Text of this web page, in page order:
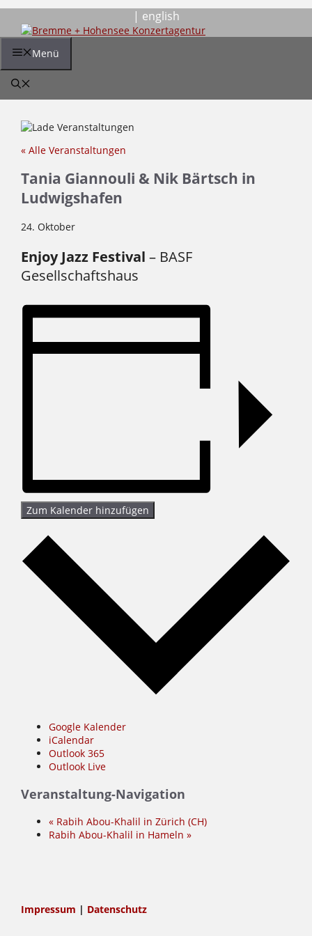
Inhalt
springen
| english
Menü
« Alle Veranstaltungen
Tania Giannouli & Nik Bärtsch in
Ludwigshafen
24. Oktober
Enjoy Jazz Festival – BASF
Gesellschaftshaus
Zum Kalender hinzufügen
Google Kalender
iCalendar
Outlook 365
Outlook Live
Veranstaltung-Navigation
« Rabih Abou-Khalil in Zürich (CH)
Rabih Abou-Khalil in Hameln »
Impressum | Datenschutz